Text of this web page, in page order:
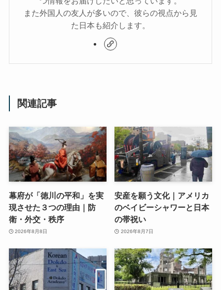
また外国人の友人が多いので、彼らの視点から見
た日本も紹介します。
関連記事
幕府が「徳川の平和」を実
現させた３つの理由｜防
衛・外交・秩序
2026年8月8日
安産を願う文化｜アメリカ
のベイビーシャワーと日本
の帯祝い
2026年8月7日